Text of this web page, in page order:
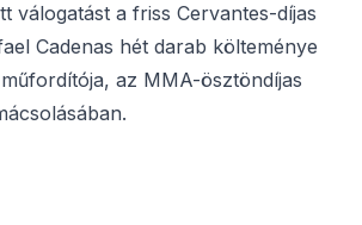
válogatást a friss Cervantes-díjas
Cadenas hét darab költeménye
az MMA-ösztöndíjas